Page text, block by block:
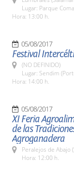
Lugar: Parque
Hora: 13:00 h.
05/08/2017
Festival
(NO DEFINIDO)
Lugar: Sendim
Hora: 14:00 h.
05/08/2017
XI Feria
de las
Agroganadera
Peralejos de Abajo
Hora: 12:00 h.